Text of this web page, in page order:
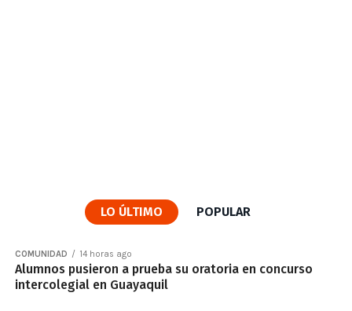
LO ÚLTIMO
Alumnos pusieron a prueba su oratoria en concurso
intercolegial en Guayaquil